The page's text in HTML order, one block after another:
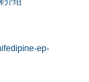
ep-